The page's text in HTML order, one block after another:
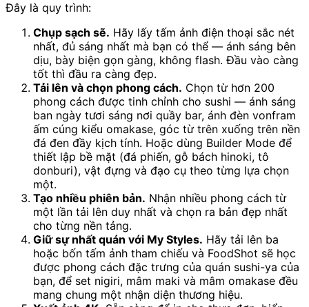
Đây là quy trình:
Chụp sạch sẽ. Hãy lấy tấm ảnh điện thoại sắc nét
nhất, đủ sáng nhất mà bạn có thể — ánh sáng bên
dịu, bày biện gọn gàng, không flash. Đầu vào càng
tốt thì đầu ra càng đẹp.
Tải lên và chọn phong cách. Chọn từ hơn 200
phong cách được tinh chỉnh cho sushi — ánh sáng
ban ngày tươi sáng nơi quầy bar, ánh đèn vonfram
ấm cúng kiểu omakase, góc từ trên xuống trên nền
đá đen đầy kịch tính. Hoặc dùng Builder Mode để
thiết lập bề mặt (đá phiến, gỗ bách hinoki, tô
donburi), vật đựng và đạo cụ theo từng lựa chọn
một.
Tạo nhiều phiên bản. Nhận nhiều phong cách từ
một lần tải lên duy nhất và chọn ra bản đẹp nhất
cho từng nền tảng.
Giữ sự nhất quán với My Styles. Hãy tải lên ba
hoặc bốn tấm ảnh tham chiếu và FoodShot sẽ học
được phong cách đặc trưng của quán sushi-ya của
bạn, để set nigiri, mâm maki và mâm omakase đều
mang chung một nhận diện thương hiệu.